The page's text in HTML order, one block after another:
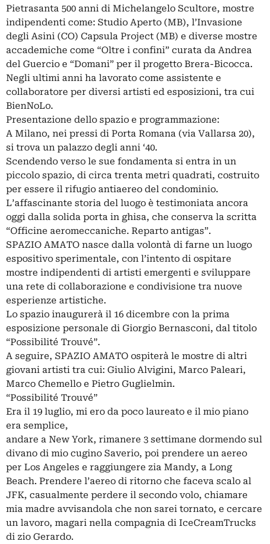
Pietrasanta 500 anni di Michelangelo Scultore, mostre
indipendenti come: Studio Aperto (MB), l’Invasione
degli Asini (CO) Capsula Project (MB) e diverse mostre
accademiche come “Oltre i confini” curata da Andrea
del Guercio e “Domani” per il progetto Brera-Bicocca.
Negli ultimi anni ha lavorato come assistente e
collaboratore per diversi artisti ed esposizioni, tra cui
BienNoLo.
Presentazione dello spazio e programmazione:
A Milano, nei pressi di Porta Romana (via Vallarsa 20),
si trova un palazzo degli anni ‘40.
Scendendo verso le sue fondamenta si entra in un
piccolo spazio, di circa trenta metri quadrati, costruito
per essere il rifugio antiaereo del condominio.
L’affascinante storia del luogo è testimoniata ancora
oggi dalla solida porta in ghisa, che conserva la scritta
“Officine aeromeccaniche. Reparto antigas”.
SPAZIO AMATO nasce dalla volontà di farne un luogo
espositivo sperimentale, con l’intento di ospitare
mostre indipendenti di artisti emergenti e sviluppare
una rete di collaborazione e condivisione tra nuove
esperienze artistiche.
Lo spazio inaugurerà il 16 dicembre con la prima
esposizione personale di Giorgio Bernasconi, dal titolo
“Possibilité Trouvé”.
A seguire, SPAZIO AMATO ospiterà le mostre di altri
giovani artisti tra cui: Giulio Alvigini, Marco Paleari,
Marco Chemello e Pietro Guglielmin.
“Possibilité Trouvé”
Era il 19 luglio, mi ero da poco laureato e il mio piano
era semplice,
andare a New York, rimanere 3 settimane dormendo sul
divano di mio cugino Saverio, poi prendere un aereo
per Los Angeles e raggiungere zia Mandy, a Long
Beach. Prendere l’aereo di ritorno che faceva scalo al
JFK, casualmente perdere il secondo volo, chiamare
mia madre avvisandola che non sarei tornato, e cercare
un lavoro, magari nella compagnia di IceCreamTrucks
di zio Gerardo.